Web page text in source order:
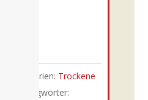
Kategorien: Trockene
Schlagwörter: